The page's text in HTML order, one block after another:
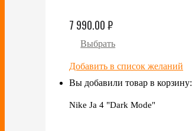
7 990.00₽
Выбрать
Добавить в список желаний
Вы добавили товар в корзину:
Nike Ja 4 "Dark Mode"